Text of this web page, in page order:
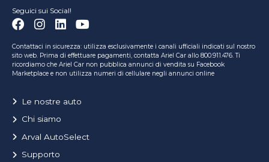
Seguici sui Social!
Contattaci in sicurezza: utilizza esclusivamente i canali ufficiali indicati sul nostro
sito web. Prima di effettuare pagamenti, contatta Ariel Car allo 800.911.476. Ti
ricordiamo che Ariel Car non pubblica annunci di vendita su Facebook
Marketplace e non utilizza numeri di cellulare negli annunci online
Le nostre auto
Chi siamo
Arval AutoSelect
Supporto